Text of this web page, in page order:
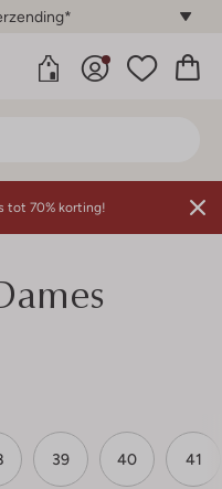
tot 70% korting!
39 40 41